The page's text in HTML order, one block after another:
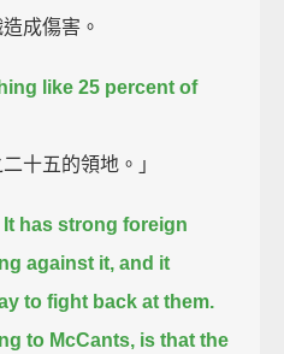
成傷害。
like 25 percent of
十五的領地。」
has strong foreign
against it, and it
to fight back at them.
to McCants, is that the